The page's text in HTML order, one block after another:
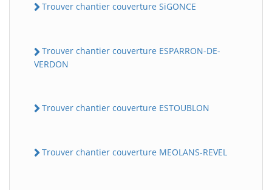
Trouver chantier couverture SiGONCE
Trouver chantier couverture ESPARRON-DE-
VERDON
Trouver chantier couverture ESTOUBLON
Trouver chantier couverture MEOLANS-REVEL